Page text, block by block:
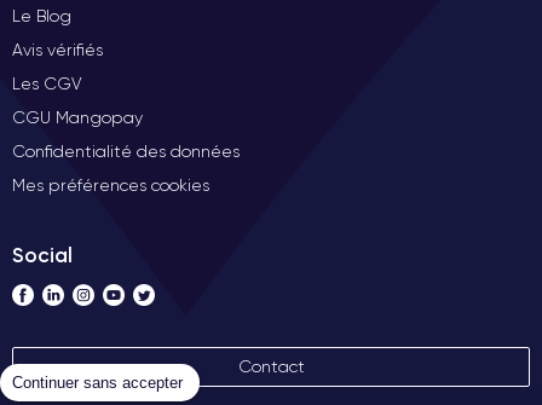
Continuer sans accepter
Le Blog
Avis vérifiés
Les CGV
CGU Mangopay
Confidentialité des données
Mes préférences cookies
Social
Contact